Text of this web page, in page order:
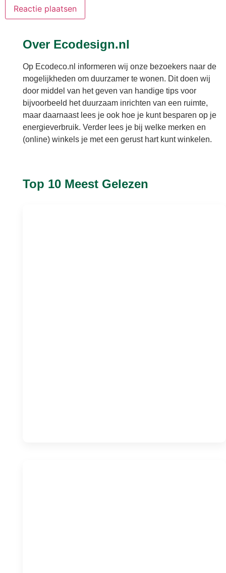
Over Ecodesign.nl
Op Ecodeco.nl informeren wij onze bezoekers naar de
mogelijkheden om duurzamer te wonen. Dit doen wij
door middel van het geven van handige tips voor
bijvoorbeeld het duurzaam inrichten van een ruimte,
maar daarnaast lees je ook hoe je kunt besparen op je
energieverbruik. Verder lees je bij welke merken en
(online) winkels je met een gerust hart kunt winkelen.
Top 10 Meest Gelezen